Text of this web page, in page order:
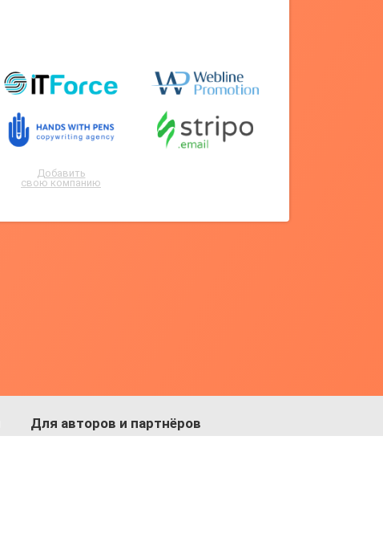
Добавить
свою компанию
Для авторов и партнёров